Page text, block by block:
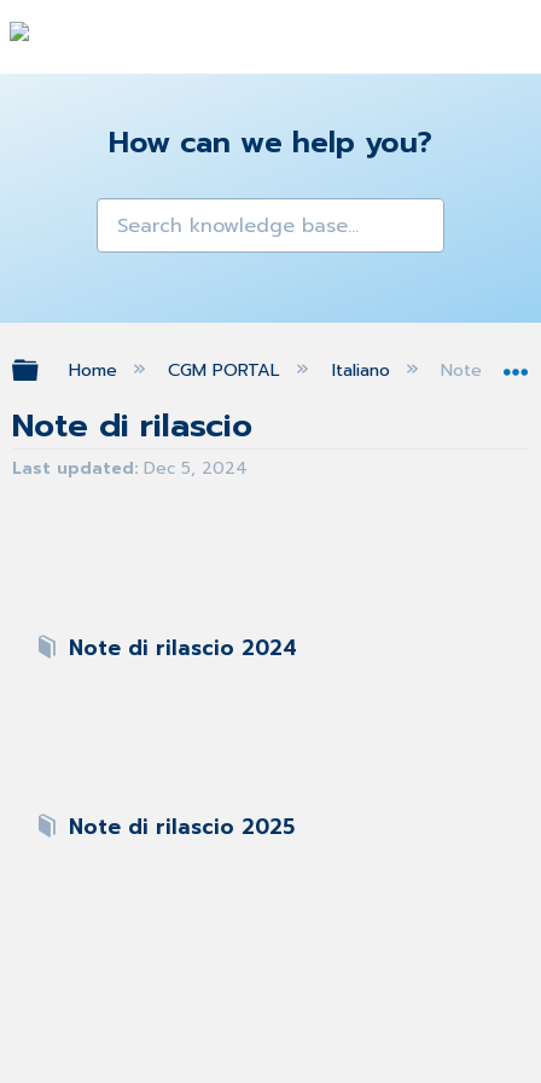
How can we help you?
Expand/collapse global hierarchy
Home CGM PORTAL Italiano Note di
Note di rilascio
Last updated Dec 5, 2024
Note di rilascio 2024
Note di rilascio 2025